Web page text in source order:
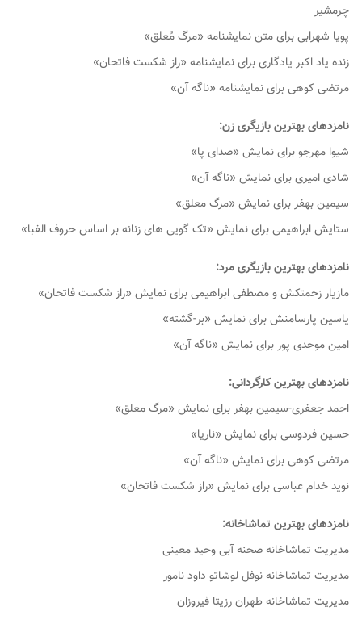
چرمشیر
پویا شهرابی برای متن نمایشنامه «مرگ مُعلق»
زنده یاد اکبر یادگاری برای نمایشنامه «راز شکست فاتحان»
مرتضی کوهی برای نمایشنامه «ناگه آن»
نامزدهای بهترین بازیگری زن:
شیوا مهرجو برای نمایش «صدای پا»
شادی امیری برای نمایش «ناگه آن»
سیمین بهفر برای نمایش «مرگ معلق»
ستایش ابراهیمی برای نمایش «تک گویی های زنانه بر اساس حروف الفبا»
نامزدهای بهترین بازیگری مرد:
مازیار زحمتکش و مصطفی ابراهیمی برای نمایش «راز شکست فاتحان»
یاسین پارسامنش برای نمایش «بر-گشته»
امین موحدی پور برای نمایش «ناگه آن»
نامزدهای بهترین کارگردانی:
احمد جعفری-سیمین بهفر برای نمایش «مرگ معلق»
حسین فردوسی برای نمایش «ناریا»
مرتضی کوهی برای نمایش «ناگه آن»
نوید خدام عباسی برای نمایش «راز شکست فاتحان»
نامزدهای بهترین تماشاخانه:
مدیریت تماشاخانه صحنه آبی وحید معینی
مدیریت تماشاخانه نوفل لوشاتو داود نامور
مدیریت تماشاخانه طهران رزیتا فیروزان